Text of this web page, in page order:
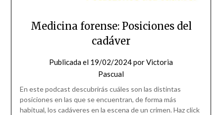
Medicina forense: Posiciones del
cadáver
Publicada el 19/02/2024porVictoria
Pascual
En este podcast descubrirás cuáles son las distintas
posiciones en las que se encuentran, de forma más
habitual, los cadáveres en la escena de un crimen. Haz click